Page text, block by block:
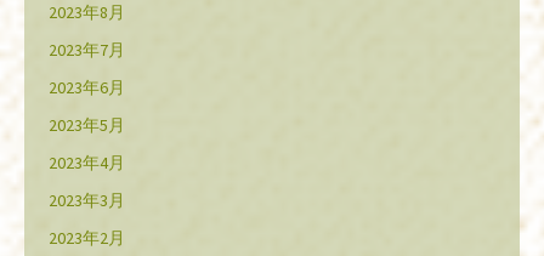
2023年8月
2023年7月
2023年6月
2023年5月
2023年4月
2023年3月
2023年2月